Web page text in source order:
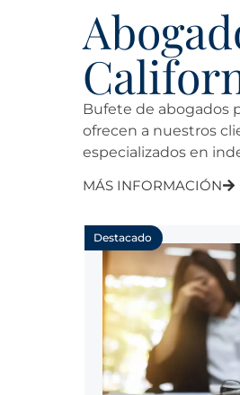
Bufete de abogados
ofrecen a nuestros
especializados en
MÁS INFORMACIÓN
Destacado